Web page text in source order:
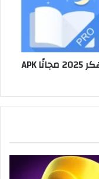
تحميل تطبيق Moon+ Reader Pro مهكر 2025 مجانًا APK